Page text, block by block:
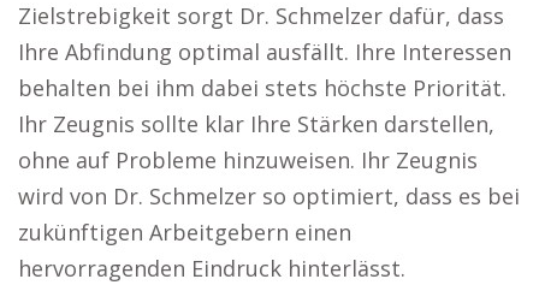
Zielstrebigkeit sorgt Dr. Schmelzer dafür, dass
Ihre Abfindung optimal ausfällt. Ihre Interessen
behalten bei ihm dabei stets höchste Priorität.
Ihr Zeugnis sollte klar Ihre Stärken darstellen,
ohne auf Probleme hinzuweisen. Ihr Zeugnis
wird von Dr. Schmelzer so optimiert, dass es bei
zukünftigen Arbeitgebern einen
hervorragenden Eindruck hinterlässt.